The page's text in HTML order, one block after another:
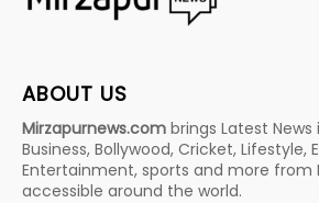
ABOUT US
Mirzapurnews.com brings Latest News
Business, Bollywood, Cricket, Lifestyle,
Entertainment, sports and more from
accessible around the world.